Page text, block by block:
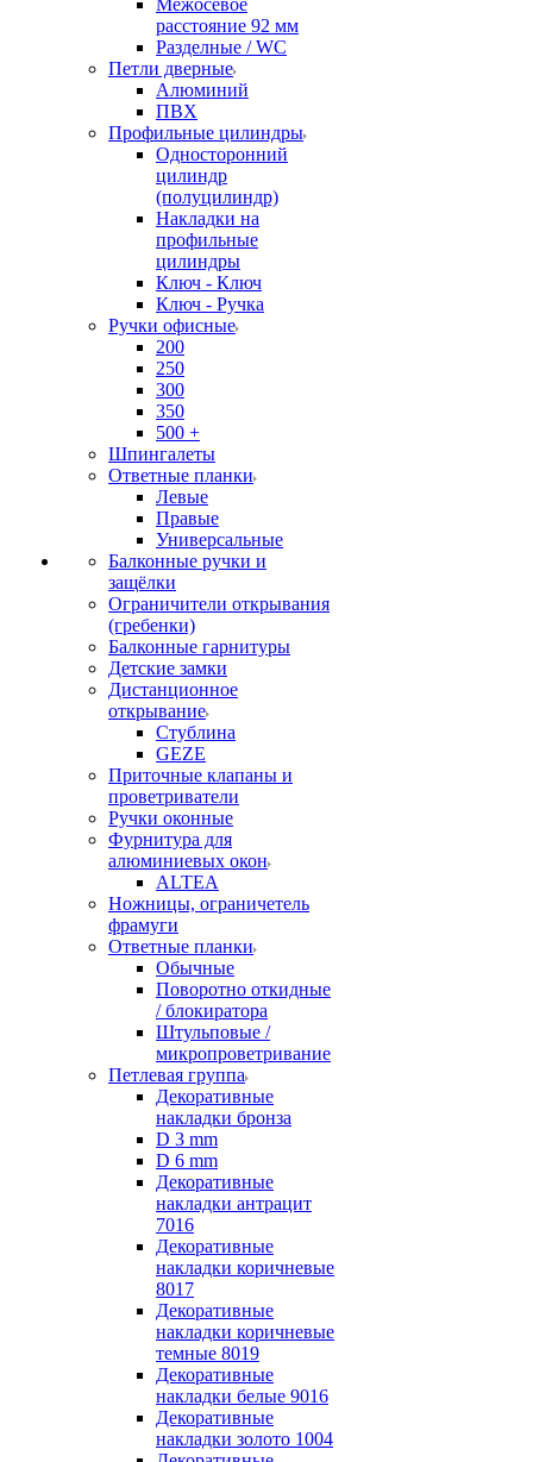
Межосевое
расстояние 92 мм
Разделные / WC
Петли дверные
Алюминий
ПВХ
Профильные цилиндры
Односторонний
цилиндр
(полуцилиндр)
Накладки на
профильные
цилиндры
Ключ - Ключ
Ключ - Ручка
Ручки офисные
200
250
300
350
500 +
Шпингалеты
Ответные планки
Левые
Правые
Универсальные
Балконные ручки и
защёлки
Ограничители открывания
(гребенки)
Балконные гарнитуры
Детские замки
Дистанционное
открывание
Стублина
GEZE
Приточные клапаны и
проветриватели
Ручки оконные
Фурнитура для
алюминиевых окон
ALTEA
Ножницы, ограничетель
фрамуги
Ответные планки
Обычные
Поворотно откидные
/ блокиратора
Штульповые /
микропроветривание
Петлевая группа
Декоративные
накладки бронза
D 3 mm
D 6 mm
Декоративные
накладки антрацит
7016
Декоративные
накладки коричневые
8017
Декоративные
накладки коричневые
темные 8019
Декоративные
накладки белые 9016
Декоративные
накладки золото 1004